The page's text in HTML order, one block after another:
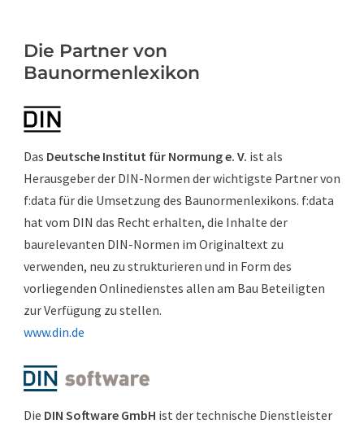
Die Partner von
Baunormenlexikon
Das Deutsche Institut für Normung e. V. ist als
Herausgeber der DIN-Normen der wichtigste Partner von
f:data für die Umsetzung des Baunormenlexikons. f:data
hat vom DIN das Recht erhalten, die Inhalte der
baurelevanten DIN-Normen im Originaltext zu
verwenden, neu zu strukturieren und in Form des
vorliegenden Onlinedienstes allen am Bau Beteiligten
zur Verfügung zu stellen.
www.din.de
Die DIN Software GmbH ist der technische Dienstleister